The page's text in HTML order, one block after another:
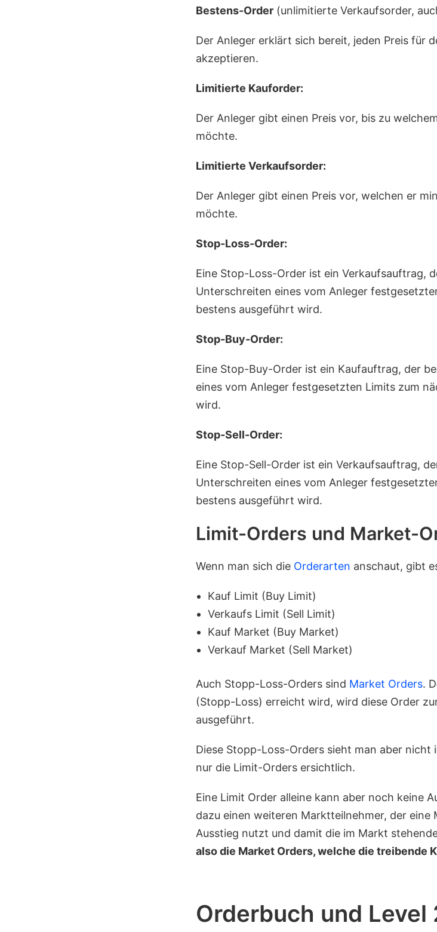
Bestens-Order (unlimitierte Verkaufsorder,
Der Anleger erklärt sich bereit, jeden Preis für
akzeptieren.
Limitierte Kauforder:
Der Anleger gibt einen Preis vor, bis zu
möchte.
Limitierte Verkaufsorder:
Der Anleger gibt einen Preis vor, welchen er
möchte.
Stop-Loss-Order:
Eine Stop-Loss-Order ist ein Verkaufsauftrag,
Unterschreiten eines vom Anleger
bestens ausgeführt wird.
Stop-Buy-Order:
Eine Stop-Buy-Order ist ein Kaufauftrag, der
eines vom Anleger festgesetzten Limits zum
wird.
Stop-Sell-Order:
Eine Stop-Sell-Order ist ein Verkaufsauftrag,
Unterschreiten eines vom Anleger
bestens ausgeführt wird.
Limit-Orders und Market-
Wenn man sich die Orderarten anschaut, gibt
Kauf Limit (Buy Limit)
Verkaufs Limit (Sell Limit)
Kauf Market (Buy Market)
Verkauf Market (Sell Market)
Auch Stopp-Loss-Orders sind Market Orders.
(Stopp-Loss) erreicht wird, wird diese Order
ausgeführt.
Diese Stopp-Loss-Orders sieht man aber nicht
nur die Limit-Orders ersichtlich.
Eine Limit Order alleine kann aber noch keine
dazu einen weiteren Marktteilnehmer, der
Ausstieg nutzt und damit die im Markt
also die Market Orders, welche die treibende
Orderbuch und Level